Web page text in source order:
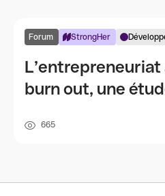
Forum StrongHer
L’entrepreneuriat
burn out, une
665